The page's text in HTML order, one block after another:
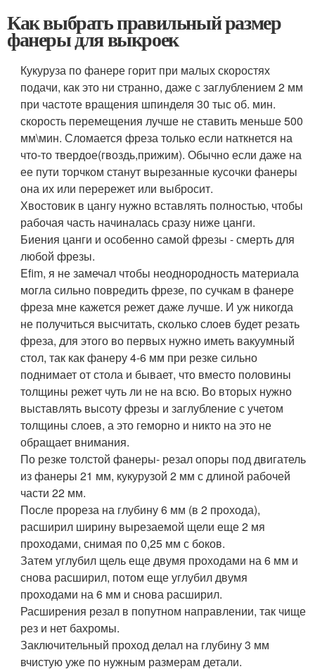
Как выбрать правильный размер
фанеры для выкроек
Кукуруза по фанере горит при малых скоростях
подачи, как это ни странно, даже с заглублением 2 мм
при частоте вращения шпинделя 30 тыс об. мин.
скорость перемещения лучше не ставить меньше 500
мм\мин. Сломается фреза только если наткнется на
что-то твердое(гвоздь,прижим). Обычно если даже на
ее пути торчком станут вырезанные кусочки фанеры
она их или перережет или выбросит.
Хвостовик в цангу нужно вставлять полностью, чтобы
рабочая часть начиналась сразу ниже цанги.
Биения цанги и особенно самой фрезы - смерть для
любой фрезы.
Efim, я не замечал чтобы неоднородность материала
могла сильно повредить фрезе, по сучкам в фанере
фреза мне кажется режет даже лучше. И уж никогда
не получиться высчитать, сколько слоев будет резать
фреза, для этого во первых нужно иметь вакуумный
стол, так как фанеру 4-6 мм при резке сильно
поднимает от стола и бывает, что вместо половины
толщины режет чуть ли не на всю. Во вторых нужно
выставлять высоту фрезы и заглубление с учетом
толщины слоев, а это геморно и никто на это не
обращает внимания.
По резке толстой фанеры- резал опоры под двигатель
из фанеры 21 мм, кукурузой 2 мм с длиной рабочей
части 22 мм.
После прореза на глубину 6 мм (в 2 прохода),
расширил ширину вырезаемой щели еще 2 мя
проходами, снимая по 0,25 мм с боков.
Затем углубил щель еще двумя проходами на 6 мм и
снова расширил, потом еще углубил двумя
проходами на 6 мм и снова расширил.
Расширения резал в попутном направлении, так чище
рез и нет бахромы.
Заключительный проход делал на глубину 3 мм
вчистую уже по нужным размерам детали.